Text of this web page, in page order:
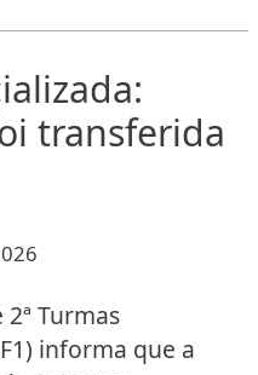
transferida
2ª Turmas
informa que a